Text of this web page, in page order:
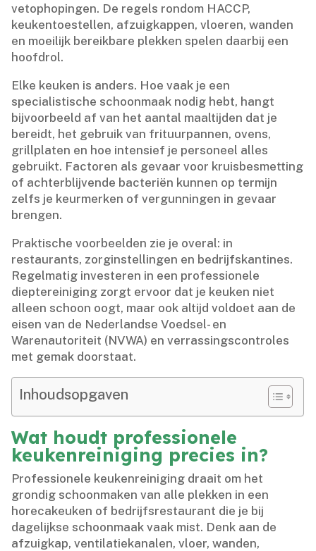
vetophopingen.​ De regels rondom HACCP,
keukentoestellen, afzuigkappen, vloeren, wanden
en moeilijk bereikbare plekken spelen daarbij een
hoofdrol.​
Elke keuken is anders.​ Hoe vaak je een
specialistische schoonmaak nodig hebt, hangt
bijvoorbeeld af van het aantal maaltijden dat je
bereidt, het gebruik van frituurpannen, ovens,
grillplaten en hoe intensief je personeel alles
gebruikt.​ Factoren als gevaar voor kruisbesmetting
of achterblijvende bacteriën kunnen op termijn
zelfs je keurmerken of vergunningen in gevaar
brengen.​
Praktische voorbeelden zie je overal: in
restaurants, zorginstellingen en bedrijfskantines.​
Regelmatig investeren in een professionele
dieptereiniging zorgt ervoor dat je keuken niet
alleen schoon oogt, maar ook altijd voldoet aan de
eisen van de Nederlandse Voedsel- en
Warenautoriteit (NVWA) en verrassingscontroles
met gemak doorstaat.​
Inhoudsopgaven
Wat houdt professionele
keukenreiniging precies in?
Professionele keukenreiniging draait om het
grondig schoonmaken van alle plekken in een
horecakeuken of bedrijfsrestaurant die je bij
dagelijkse schoonmaak vaak mist.​ Denk aan de
afzuigkap, ventilatiekanalen, vloer, wanden,